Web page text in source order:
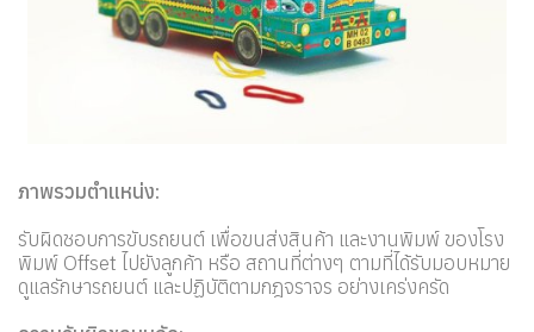
ภาพรวมตำแหน่ง:
รับผิดชอบการขับรถยนต์ เพื่อขนส่งสินค้า และงานพิมพ์ ของโรง
พิมพ์ Offset ไปยังลูกค้า หรือ สถานที่ต่างๆ ตามที่ได้รับมอบหมาย
ดูแลรักษารถยนต์ และปฏิบัติตามกฎจราจร อย่างเคร่งครัด